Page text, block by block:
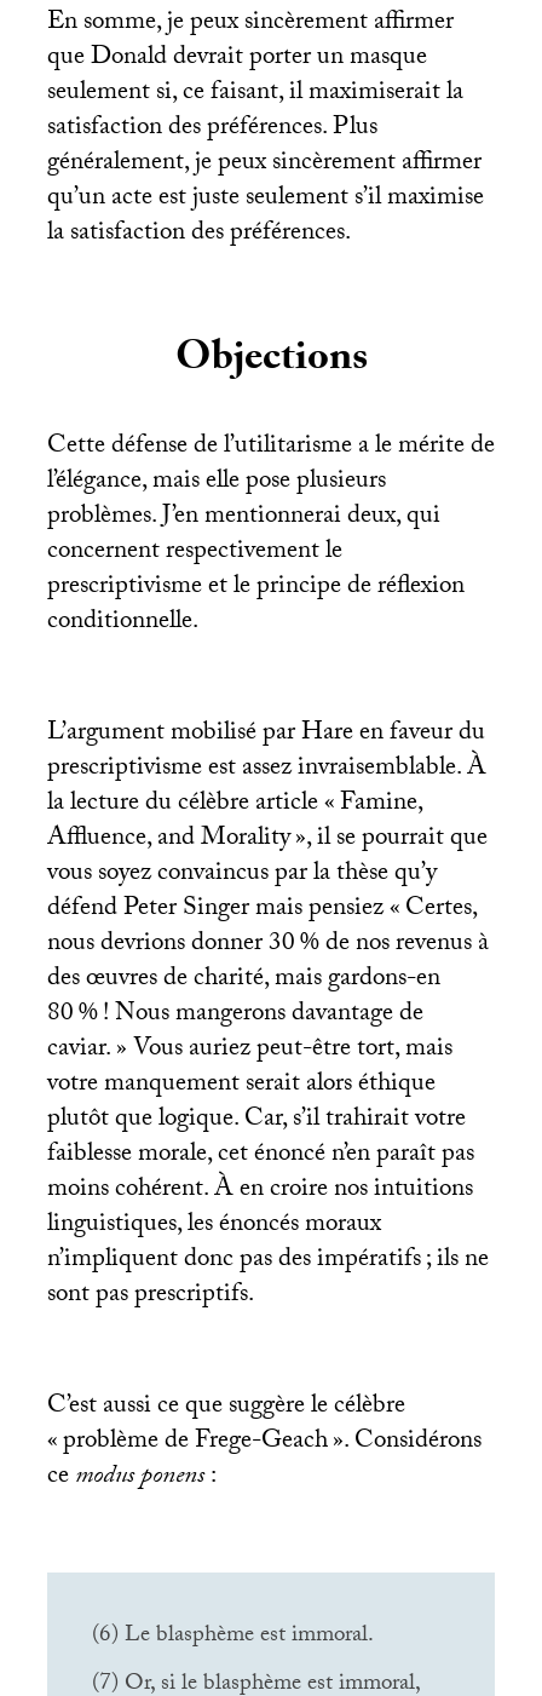
En somme, je peux sincèrement affirmer
que Donald devrait porter un masque
seulement si, ce faisant, il maximiserait la
satisfaction des préférences. Plus
généralement, je peux sincèrement affirmer
qu’un acte est juste seulement s’il maximise
la satisfaction des préférences.
Objections
Cette défense de l’utilitarisme a le mérite de
l’élégance, mais elle pose plusieurs
problèmes. J’en mentionnerai deux, qui
concernent respectivement le
prescriptivisme et le principe de réflexion
conditionnelle.
L’argument mobilisé par Hare en faveur du
prescriptivisme est assez invraisemblable. À
la lecture du célèbre article «Famine,
Affluence, and Morality», il se pourrait que
vous soyez convaincus par la thèse qu’y
défend Peter Singer mais pensiez «Certes,
nous devrions donner 30% de nos revenus à
des œuvres de charité, mais gardons-en
80%! Nous mangerons davantage de
caviar.» Vous auriez peut-être tort, mais
votre manquement serait alors éthique
plutôt que logique. Car, s’il trahirait votre
faiblesse morale, cet énoncé n’en paraît pas
moins cohérent. À en croire nos intuitions
linguistiques, les énoncés moraux
n’impliquent donc pas des impératifs; ils ne
sont pas prescriptifs.
C’est aussi ce que suggère le célèbre
«problème de Frege-Geach». Considérons
cemodus ponens:
(6) Le blasphème est immoral.
(7) Or, si le blasphème est immoral,